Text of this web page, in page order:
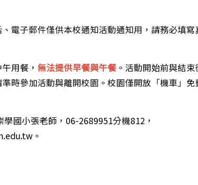
子郵件僅供本校通知活動通知用，請務必填寫
用餐， 無法提供早餐與午餐。活動開始前與結束
準時參加活動與離開校園。校園僅開放「機車」免
學國小張老師，06-2689951分機812，
。